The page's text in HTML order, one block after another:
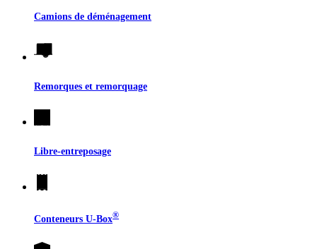
Camions de déménagement
Remorques et remorquage
Libre-entreposage
Conteneurs U-Box®